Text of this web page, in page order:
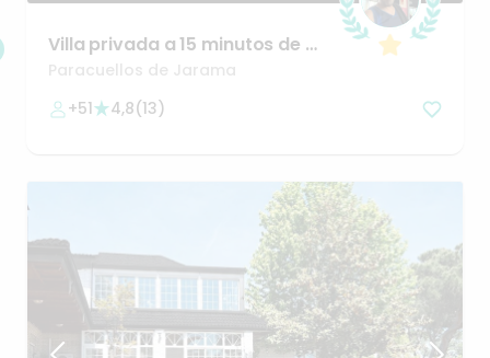
Villa privada a15 minutos de Av
de America entorno unico
Paracuellos de Jarama
+51
4,8(13)